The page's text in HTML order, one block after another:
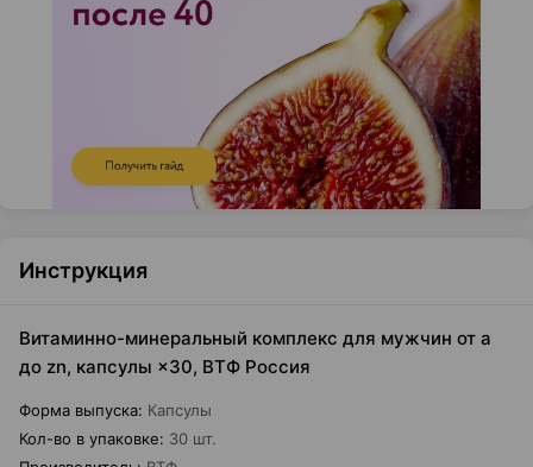
Инструкция
Витаминно-минеральный комплекс для мужчин от а
до zn, капсулы ×30, ВТФ Россия
Форма выпуска: Капсулы
Кол-во в упаковке: 30 шт.